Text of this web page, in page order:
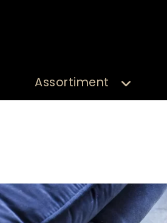
Assortiment